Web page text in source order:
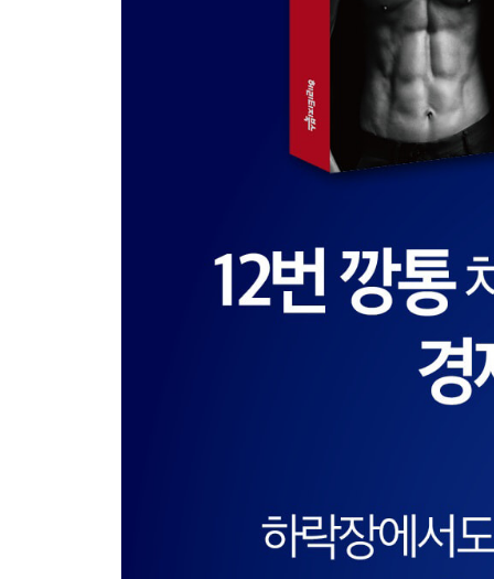
비책 20 | 장대양봉 종가를 이어가는 의지가 가상
비책 21 | 꽤 오른 상태에서 장대양봉까지 만든다
9장 고점에서는 언제가 좋을까
비책 22 | 고점에서 횡보하면 기회를 호시탐탐 엿
비책 23 | 고점에서 초단타와 단타를 퇴치하는_고
epilogue 인생 2막, 꿈을 향해 내딛는 발걸음